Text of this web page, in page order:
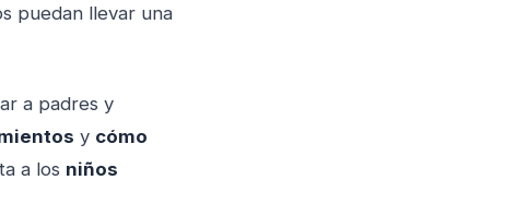
puedan llevar una
a padres y
y cómo
a los niños